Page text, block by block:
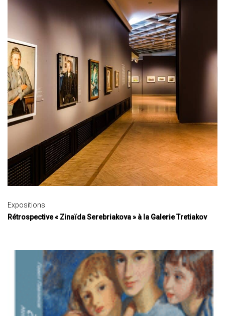
Expositions
Rétrospective « Zinaïda Serebriakova » à la Galerie Tretiakov